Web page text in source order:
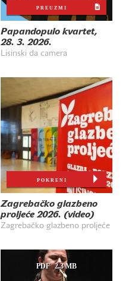
PREUZMI
Papandopulo kvartet,
28. 3. 2026.
Lisinski da camera
POKRENI
Zagrebačko glazbeno
proljeće 2026. (video)
Zagrebačko glazbeno proljeće
PDF 2.3 MB